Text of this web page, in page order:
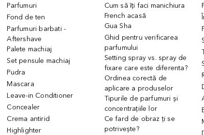
Parfumuri
Fond de ten
Parfumuri barbati -
Aftershave
Palete machiaj
Set pensule machiaj
Pudra
Mascara
Leave-in Conditioner
Concealer
Crema antirid
Highlighter
Cum să îți faci manichiura
French acasă
Gua Sha
Ghid pentru verificarea
parfumului
Setting spray vs. spray de
fixare care este diferenta?
Ordinea corectă de
aplicare a produselor
Tipurile de parfumuri și
concentrațiile lor
Ce fard de obraz ți se
potrivește?